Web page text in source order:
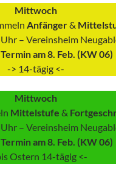
Mittwoch
Anfänger&
– Vereinsheim
am 8. Feb. (KW 06)
-> 14-tägig <-
Mittwoch
Mittelstufe &
– Vereinsheim
am 8. Feb. (KW 06)
Ostern 14-tägig <-